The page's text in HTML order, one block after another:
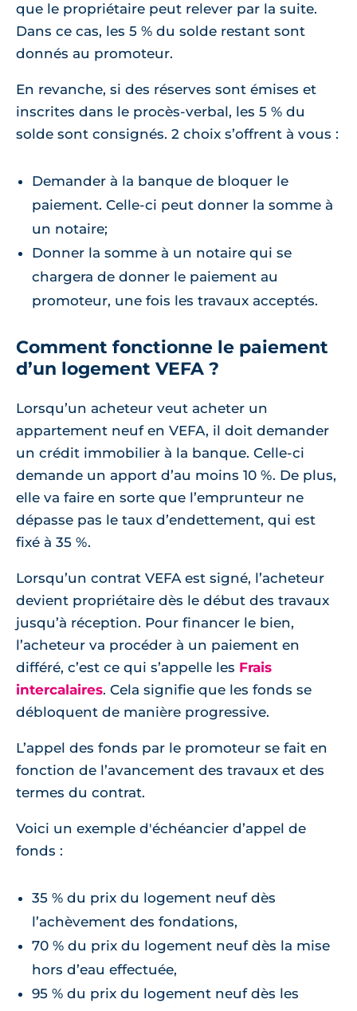
que le propriétaire peut relever par la suite.
Dans ce cas, les 5 % du solde restant sont
donnés au promoteur.
En revanche, si des réserves sont émises et
inscrites dans le procès-verbal, les 5 % du
solde sont consignés. 2 choix s’offrent à vous :
Demander à la banque de bloquer le
paiement. Celle-ci peut donner la somme à
un notaire;
Donner la somme à un notaire qui se
chargera de donner le paiement au
promoteur, une fois les travaux acceptés.
Comment fonctionne le paiement
d’un logement VEFA ?
Lorsqu’un acheteur veut acheter un
appartement neuf en VEFA, il doit demander
un crédit immobilier à la banque. Celle-ci
demande un apport d’au moins 10 %. De plus,
elle va faire en sorte que l’emprunteur ne
dépasse pas le taux d’endettement, qui est
fixé à 35 %.
Lorsqu’un contrat VEFA est signé, l’acheteur
devient propriétaire dès le début des travaux
jusqu’à réception. Pour financer le bien,
l’acheteur va procéder à un paiement en
différé, c’est ce qui s’appelle les Frais
intercalaires. Cela signifie que les fonds se
débloquent de manière progressive.
L’appel des fonds par le promoteur se fait en
fonction de l’avancement des travaux et des
termes du contrat.
Voici un exemple d'échéancier d’appel de
fonds :
35 % du prix du logement neuf dès
l’achèvement des fondations,
70 % du prix du logement neuf dès la mise
hors d’eau effectuée,
95 % du prix du logement neuf dès les